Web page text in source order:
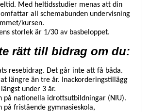
Med heltidsstudier menas att din
all schemabunden undervisning
kursen.
storlek är 1/30 av basbeloppet.
rätt till bidrag om du:
resebidrag. Det går inte att få båda.
längre än tre år. Inackorderingstillägg
under 3 år.
på nationella idrottsutbildningar (NIU).
på fristående gymnasieskola,